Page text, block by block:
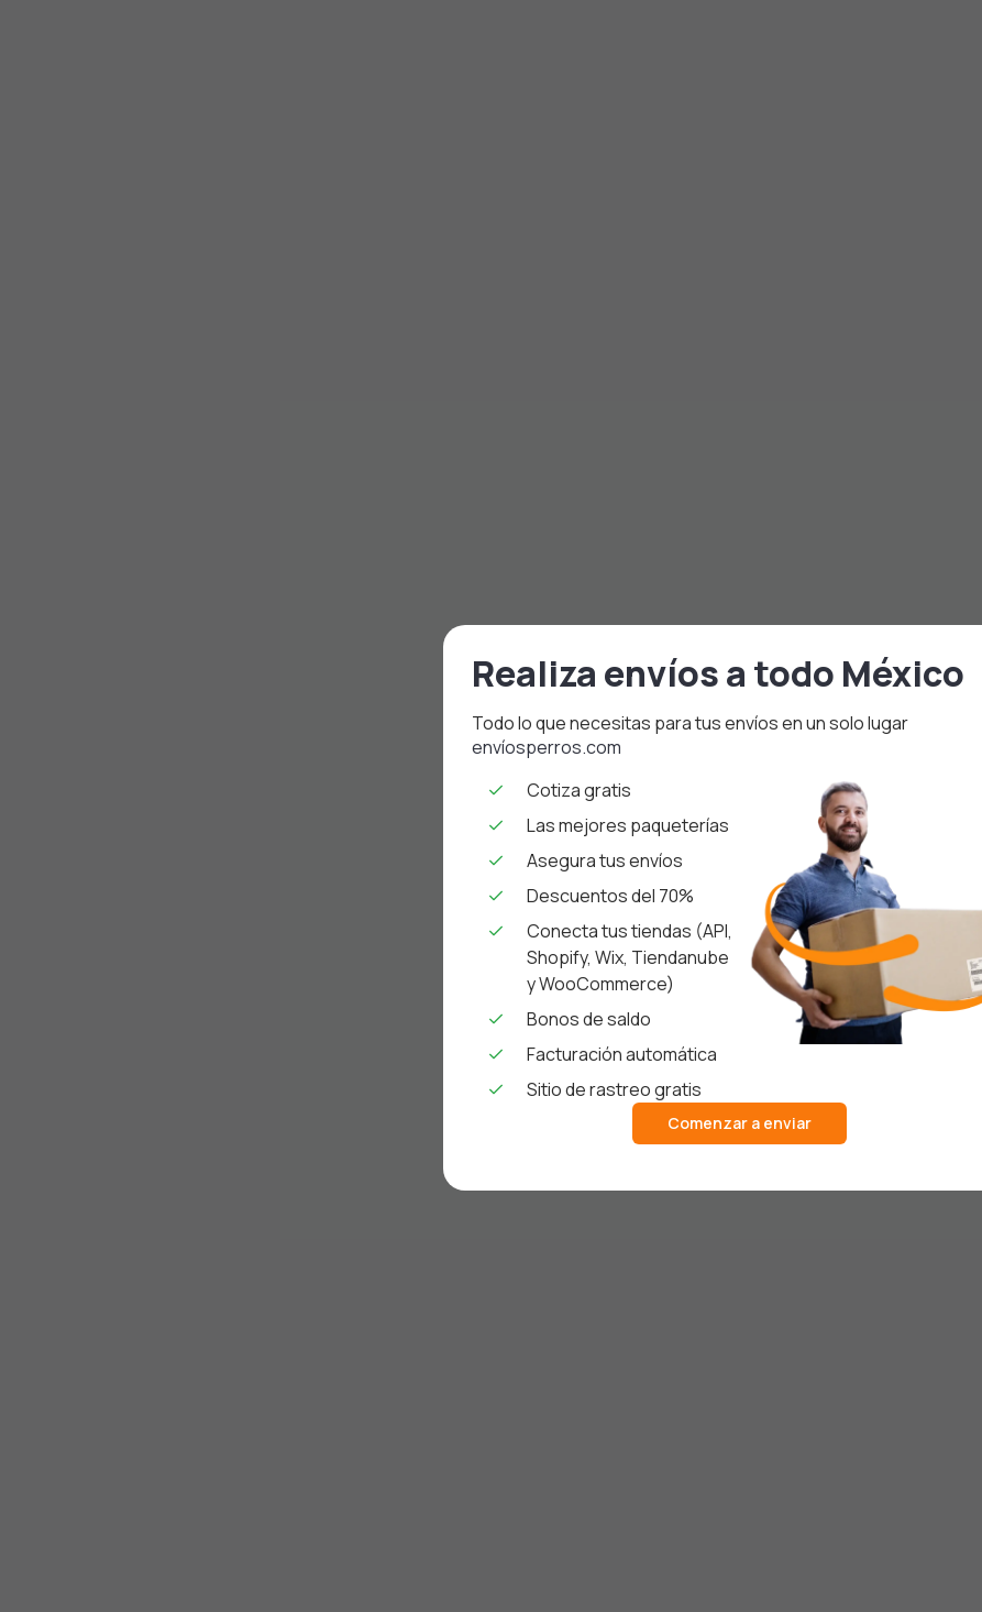
Realiza envíos a todo México
Todo lo que necesitas para tus envíos en un solo lugar
envíosperros.com
Cotiza gratis
Las mejores paqueterías
Asegura tus envíos
Descuentos del 70%
Conecta tus tiendas (API,
Shopify, Wix, Tiendanube
y WooCommerce)
Bonos de saldo
Facturación automática
Sitio de rastreo gratis
Comenzar a enviar